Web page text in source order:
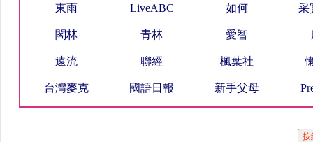
東雨 LiveABC 如何 采
閣林 青林 愛智
遠流 聯經 楓葉社
台灣麥克 國語日報 新手父母